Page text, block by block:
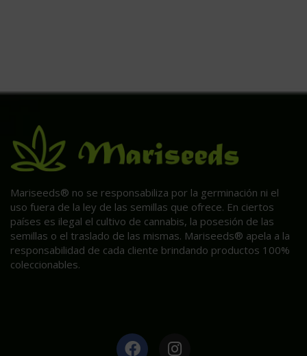
Mariseeds® no se responsabiliza por la germinación ni el
uso fuera de la ley de las semillas que ofrece. En ciertos
países es ilegal el cultivo de cannabis, la posesión de las
semillas o el traslado de las mismas. Mariseeds® apela a la
responsabilidad de cada cliente brindando productos 100%
coleccionables.